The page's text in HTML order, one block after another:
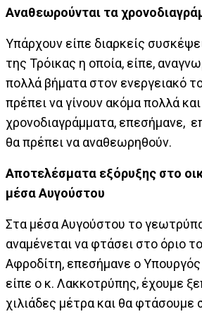
Αναθεωρούνται τα
Υπάρχουν είπε διαρκείς
της Τρόικας η οποία, είπε,
πολλά βήματα στον ενεργειακό
πρέπει να γίνουν ακόμα πολλά
χρονοδιαγράμματα, επεσήμανε,
θα πρέπει να αναθεωρηθούν.
Αποτελέσματα εξόρυξης στο
μέσα Αυγούστου
Στα μέσα Αυγούστου το
αναμένεται να φτάσει στο όριο
Αφροδίτη, επεσήμανε ο
είπε ο κ. Λακκοτρύπης, έχουμε
χιλιάδες μέτρα και θα φτάσουμε